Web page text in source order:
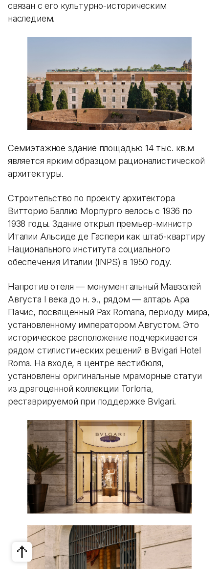
связан с его культурно-историческим
наследием.
Семиэтажное здание площадью 14 тыс. кв.м
является ярким образцом рационалистической
архитектуры.
Строительство по проекту архитектора
Витторио Баллио Морпурго велось с 1936 по
1938 годы. Здание открыл премьер-министр
Италии Альсиде де Гаспери как штаб-квартиру
Национального института социального
обеспечения Италии (INPS) в 1950 году.
Напротив отеля — монументальный Мавзолей
Августа I века до н. э., рядом — алтарь Ара
Пачис, посвященный Pax Romana, периоду мира,
установленному императором Августом. Это
историческое расположение подчеркивается
рядом стилистических решений в Bvlgari Hotel
Roma. На входе, в центре вестибюля,
установлены оригинальные мраморные статуи
из драгоценной коллекции Torlonia,
реставрируемой при поддержке Bvlgari.